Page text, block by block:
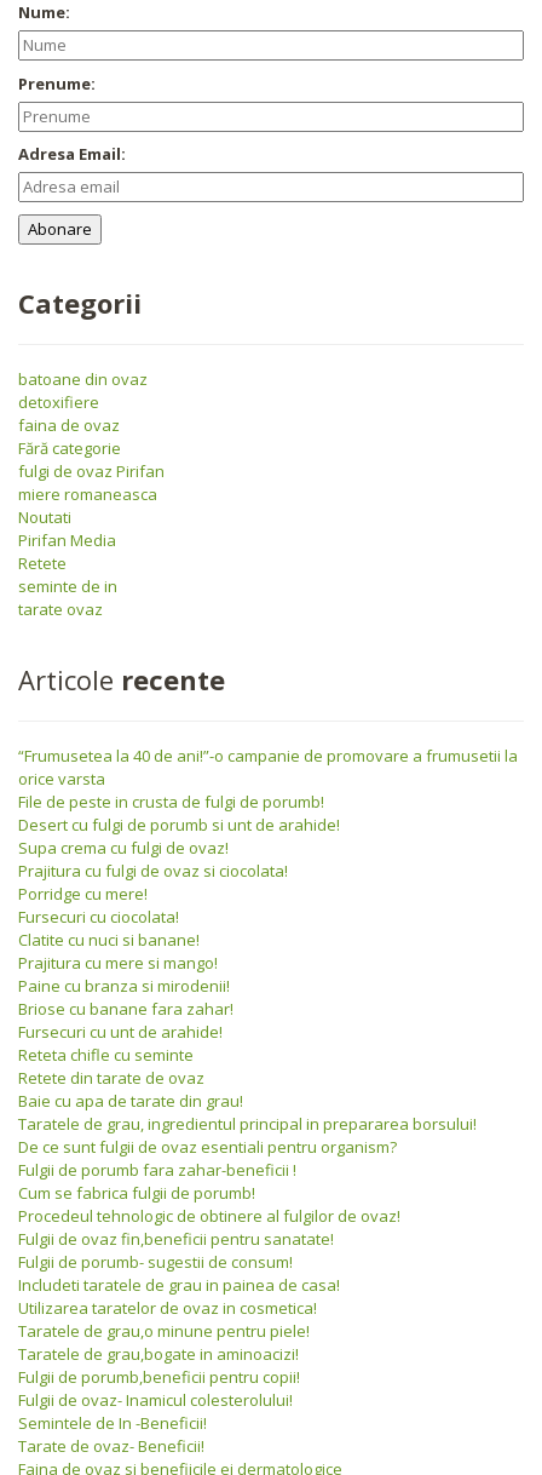
Nume:
Prenume:
Adresa Email:
Categorii
batoane din ovaz
detoxifiere
faina de ovaz
Fără categorie
fulgi de ovaz Pirifan
miere romaneasca
Noutati
Pirifan Media
Retete
seminte de in
tarate ovaz
Articole recente
“Frumusetea la 40 de ani!”-o campanie de promovare a frumusetii la
orice varsta
File de peste in crusta de fulgi de porumb!
Desert cu fulgi de porumb si unt de arahide!
Supa crema cu fulgi de ovaz!
Prajitura cu fulgi de ovaz si ciocolata!
Porridge cu mere!
Fursecuri cu ciocolata!
Clatite cu nuci si banane!
Prajitura cu mere si mango!
Paine cu branza si mirodenii!
Briose cu banane fara zahar!
Fursecuri cu unt de arahide!
Reteta chifle cu seminte
Retete din tarate de ovaz
Baie cu apa de tarate din grau!
Taratele de grau, ingredientul principal in prepararea borsului!
De ce sunt fulgii de ovaz esentiali pentru organism?
Fulgii de porumb fara zahar-beneficii !
Cum se fabrica fulgii de porumb!
Procedeul tehnologic de obtinere al fulgilor de ovaz!
Fulgii de ovaz fin,beneficii pentru sanatate!
Fulgii de porumb- sugestii de consum!
Includeti taratele de grau in painea de casa!
Utilizarea taratelor de ovaz in cosmetica!
Taratele de grau,o minune pentru piele!
Taratele de grau,bogate in aminoacizi!
Fulgii de porumb,beneficii pentru copii!
Fulgii de ovaz- Inamicul colesterolului!
Semintele de In -Beneficii!
Tarate de ovaz- Beneficii!
Faina de ovaz si benefiicile ei dermatologice